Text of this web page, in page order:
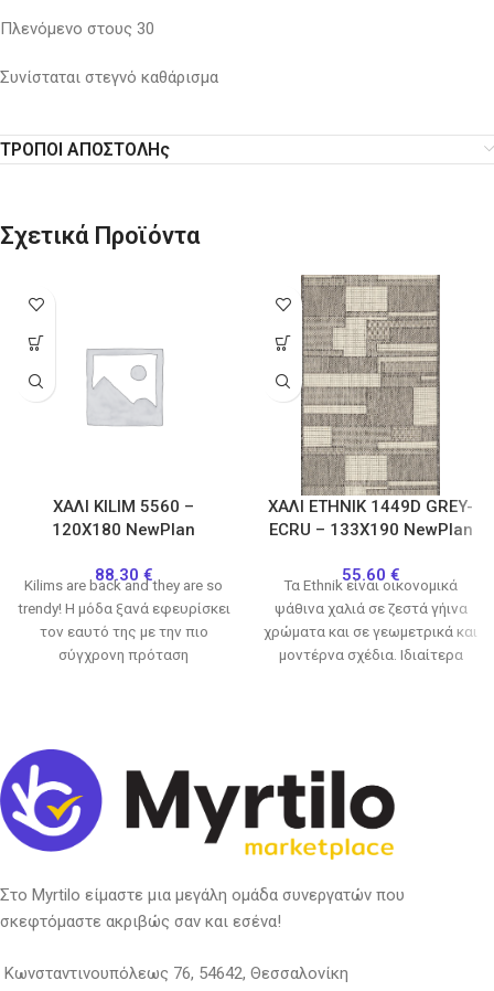
Πλενόμενο στους 30
Συνίσταται στεγνό καθάρισμα
ΤΡΟΠΟΙ ΑΠΟΣΤΟΛΗς
Σχετικά Προϊόντα
ΧΑΛΙ KILIM 5560 –
120X180 NewPlan
88.30 €
Kilims are back and they are so
trendy! Η μόδα ξανά εφευρίσκει
τον εαυτό της με την πιο
σύγχρονη πρόταση
ΧΑΛΙ ETHNIK 1449D GREY-
ECRU – 133X190 NewPlan
55.60 €
Τα Ethnik είναι οικονομικά
ψάθινα χαλιά σε ζεστά γήινα
χρώματα και σε γεωμετρικά και
μοντέρνα σχέδια. Ιδιαίτερα
Στο Myrtilo είμαστε μια μεγάλη ομάδα συνεργατών που
σκεφτόμαστε ακριβώς σαν και εσένα!
Κωνσταντινουπόλεως 76, 54642, Θεσσαλονίκη